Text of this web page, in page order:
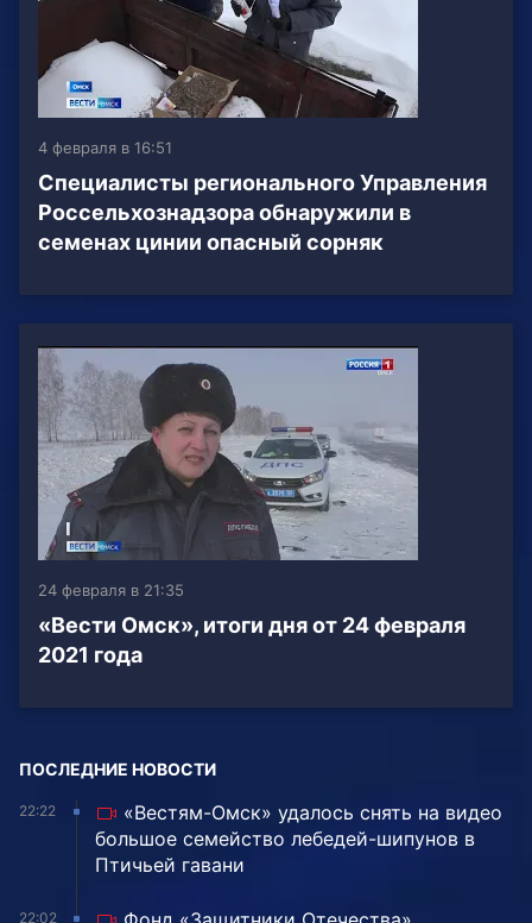
4 февраля в 16:51
Специалисты регионального Управления
Россельхознадзора обнаружили в
семенах цинии опасный сорняк
24 февраля в 21:35
«Вести Омск», итоги дня от 24 февраля
2021 года
ПОСЛЕДНИЕ НОВОСТИ
22:22
«Вестям-Омск» удалось снять на видео
большое семейство лебедей-шипунов в
Птичьей гавани
22:02